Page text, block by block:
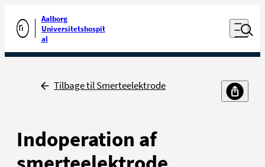
Gå til forsiden
Aalborg
Universitetshospit
al
Åben
Udfør søgning
Tilbage
Tilbage til Smerteelektrode
Indoperation af